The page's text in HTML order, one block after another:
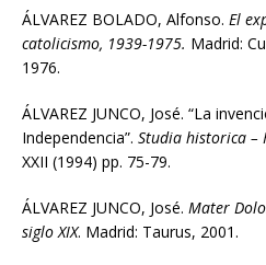
ÁLVAREZ BOLADO, Alfonso. El
catolicismo, 1939-1975. Madrid:
1976.
ÁLVAREZ JUNCO, José. “La
Independencia”. Studia historica –
XXII (1994) pp. 75-79.
ÁLVAREZ JUNCO, José. Mater
siglo XIX. Madrid: Taurus, 2001.